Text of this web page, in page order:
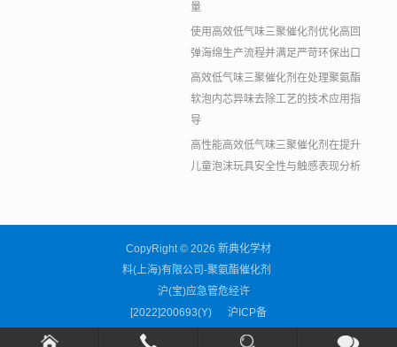
量
使用高效低气味三聚催化剂优化高回
弹海绵生产流程并满足严苛环保出口
高效低气味三聚催化剂在处理聚氨酯
软泡内芯异味去除工艺的技术应用指
导
高性能高效低气味三聚催化剂在提升
儿童泡沫玩具安全性与触感表现分析
CopyRight © 2026 新典化学材
料(上海)有限公司-聚氨酯催化剂
沪(宝)应急管危经许
[2022]200693(Y) 沪ICP备